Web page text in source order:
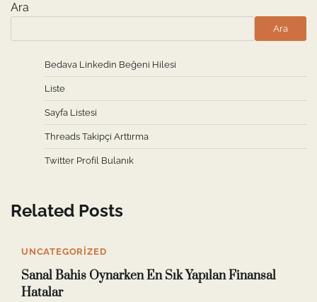
Ara
Ara
Bedava Linkedin Beğeni Hilesi
Liste
Sayfa Listesi
Threads Takipçi Arttırma
Twitter Profil Bulanık
Related Posts
UNCATEGORIZED
Sanal Bahis Oynarken En Sık Yapılan Finansal
Hatalar